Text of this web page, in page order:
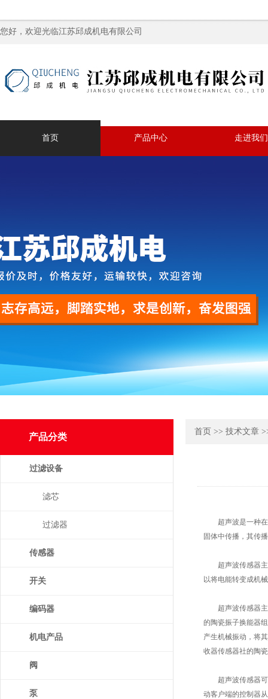
您好，欢迎光临江苏邱成机电有限公司
首页 产品中心 走进我们
产品分类
过滤设备
滤芯
过滤器
传感器
开关
编码器
机电产品
阀
泵
首页 >> 技术文章
超声波是一种在
固体中传播，其传
超声波传感器主
以将电能转变成机
超声波传感器主
的陶瓷振子换能器
产生机械振动，将
收器传感器社的陶
超声波传感器可
动客户端的控制器